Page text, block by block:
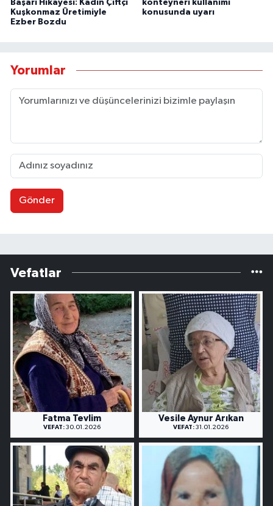
Başarı Hikayesi: Kadın Çiftçi
Kuşkonmaz Üretimiyle
Ezber Bozdu
konteyneri kullanımı
konusunda uyarı
Yorumlar
Gönder
Vefatlar
Fatma Tevlim
VEFAT: 30.01.2026
Vesile Aynur Arıkan
VEFAT: 31.01.2026